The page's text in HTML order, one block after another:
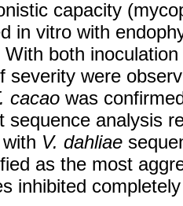
capacity
in vitro with
With both
severity were
cacao was
sequence analysis
V. dahliae
as the most
inhibited